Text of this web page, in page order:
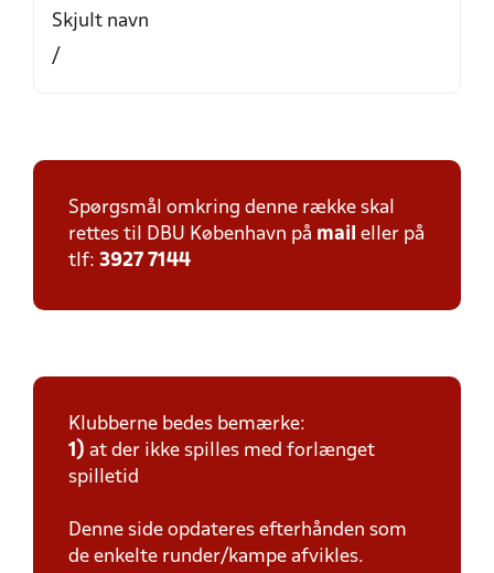
Skjult navn
/
Spørgsmål omkring denne række skal
rettes til DBU København på mail eller på
tlf: 3927 7144
Klubberne bedes bemærke:
1) at der ikke spilles med forlænget
spilletid
Denne side opdateres efterhånden som
de enkelte runder/kampe afvikles.